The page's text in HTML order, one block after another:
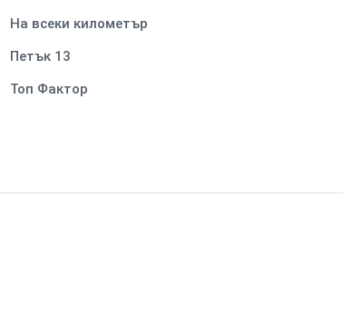
На всеки километър
Петък 13
Топ Фактор